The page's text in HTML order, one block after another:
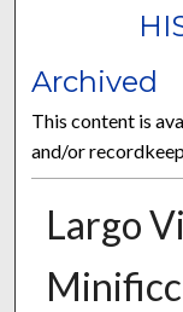
Archived
This content is
and/or
Largo